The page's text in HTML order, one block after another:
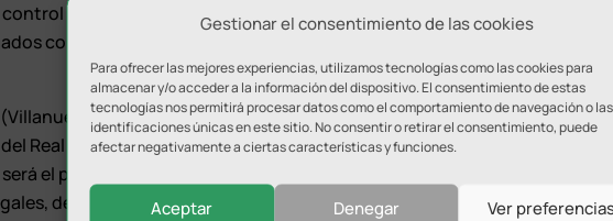
Gestionar el consentimiento de las cookies
Para ofrecer las mejores experiencias, utilizamos tecnologías como las cookies para
almacenar y/o acceder a la información del dispositivo. El consentimiento de estas
tecnologías nos permitirá procesar datos como el comportamiento de navegación o las
identificaciones únicas en este sitio. No consentir o retirar el consentimiento, puede
afectar negativamente a ciertas características y funciones.
Aceptar Denegar Ver
del presupuesto, la contabilidad, el control de costes
con fichajes y salarios) y el cumplimiento fiscal y con la Seguridad
del Arzobispo, 06/04/74), experto en derecho laboral,
Real Jaén CF durante las últimas 5 temporadas, además del de varios
el portavoz y el responsable del área jurídica y de comunicación. Se
de los contratos de los jugadores y del personal, de representar a la